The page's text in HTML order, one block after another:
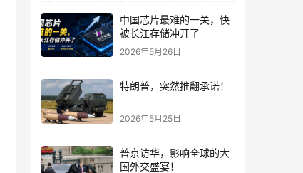
中国芯片最难的一关，快
被长江存储冲开了
2026年5月26日
特朗普，突然推翻承诺！
2026年5月25日
普京访华，影响全球的大
国外交盛宴！